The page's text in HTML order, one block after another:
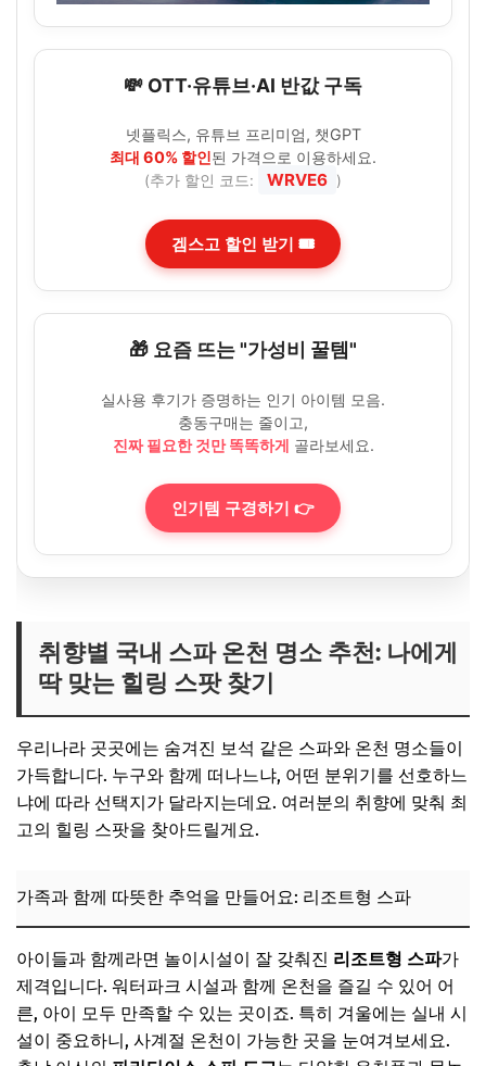
💸 OTT·유튜브·AI 반값 구독
넷플릭스, 유튜브 프리미엄, 챗GPT
최대 60% 할인된 가격으로 이용하세요.
(추가 할인 코드: WRVE6 )
겜스고 할인 받기 🎟️
🎁 요즘 뜨는 "가성비 꿀템"
실사용 후기가 증명하는 인기 아이템 모음.
충동구매는 줄이고,
진짜 필요한 것만 똑똑하게 골라보세요.
인기템 구경하기 👉
취향별 국내 스파 온천 명소 추천: 나에게
딱 맞는 힐링 스팟 찾기
우리나라 곳곳에는 숨겨진 보석 같은 스파와 온천 명소들이
가득합니다. 누구와 함께 떠나느냐, 어떤 분위기를 선호하느
냐에 따라 선택지가 달라지는데요. 여러분의 취향에 맞춰 최
고의 힐링 스팟을 찾아드릴게요.
가족과 함께 따뜻한 추억을 만들어요: 리조트형 스파
아이들과 함께라면 놀이시설이 잘 갖춰진 리조트형 스파가
제격입니다. 워터파크 시설과 함께 온천을 즐길 수 있어 어
른, 아이 모두 만족할 수 있는 곳이죠. 특히 겨울에는 실내 시
설이 중요하니, 사계절 온천이 가능한 곳을 눈여겨보세요.